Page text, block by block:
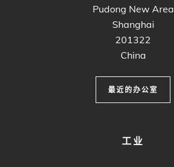
Pudong New Area
Shanghai
201322
China
最近的办公室
工业